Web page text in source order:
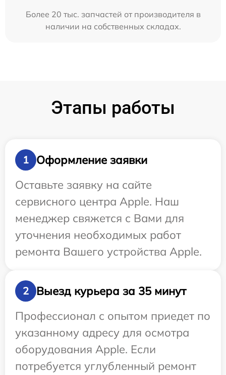
Более 20 тыс. запчастей от производителя в
наличии на собственных складах.
Этапы работы
1
Оформление заявки
Оставьте заявку на сайте
сервисного центра Apple. Наш
менеджер свяжется с Вами для
уточнения необходимых работ
ремонта Вашего устройства Apple.
2
Выезд курьера за 35 минут
Профессионал с опытом приедет по
указанному адресу для осмотра
оборудования Apple. Если
потребуется углубленный ремонт